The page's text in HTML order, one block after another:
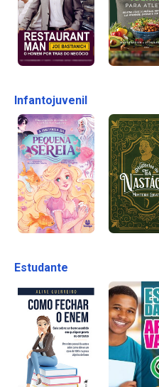
Infantojuvenil
Estudante